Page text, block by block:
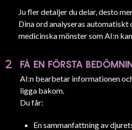
Ju fler detaljer du delar, desto
Dina ord analyseras
medicinska mönster som AI:n
FÅ EN FÖRSTA
AI:n bearbetar informationen
ligga bakom.
Du får:
En sammanfattning av